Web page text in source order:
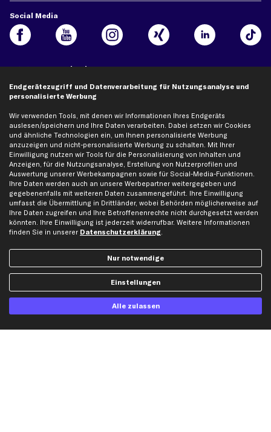
Social Media
Jetzt APP Downloaden
kfzteile24 Newsletter
Alle Angebote, Rabatte & Specials.
Ich möchte über aktuelle Vorteile und Angebote im Shop informiert werden und
willige in die Datenschutzerklärungein. Eine Abmeldung ist jederzeit möglich.
Zahlungsarten
Rechnung Lastschrift
Vorkasse
Versand
Endgerätezugriff und Datenverarbeitung für Nutzungsanalyse und
personalisierte Werbung
Wir verwenden Tools, mit denen wir Informationen Ihres Endgeräts
auslesen/speichern und Ihre Daten verarbeiten. Dabei setzen wir Cookies
und ähnliche Technologien ein, um Ihnen personalisierte Werbung
anzuzeigen und nicht-personalisierte Werbung zu schalten. Mit Ihrer
Einwilligung nutzen wir Tools für die Personalisierung von Inhalten und
Anzeigen, für die Nutzungsanalyse, Erstellung von Nutzerprofilen und
Auswertung unserer Werbekampagnen sowie für Social-Media-Funktionen.
Ihre Daten werden auch an unsere Werbepartner weitergegeben und
gegebenenfalls mit weiteren Daten zusammengeführt. Ihre Einwilligung
umfasst die Übermittlung in Drittländer, wobei Behörden möglicherweise auf
Ihre Daten zugreifen und Ihre Betroffenenrechte nicht durchgesetzt werden
könnten. Ihre Einwilligung ist jederzeit widerrufbar. Weitere Informationen
finden Sie in unserer Datenschutzerklärung.
Nur notwendige
Einstellungen
Alle zulassen